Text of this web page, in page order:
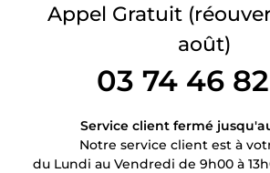
Appel Gratuit
août)
03 74 46
Service client fermé
Notre service client est à
du Lundi au Vendredi de 9h00 à